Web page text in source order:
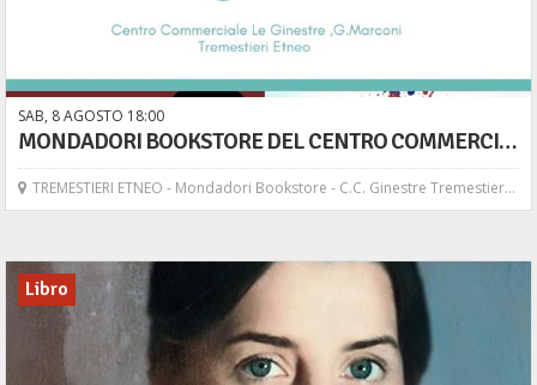
SAB, 8 AGOSTO 18 00
MONDADORI BOOKSTORE DEL CENTRO COMMERCIALE LE GINESTRE APRE LE SUE PORTE AI LETTORI DI TUTTE L'ETA'
TREMESTIERI ETNEO - Mondadori Bookstore - C.C. Ginestre Tremestieri Etneo
Libro